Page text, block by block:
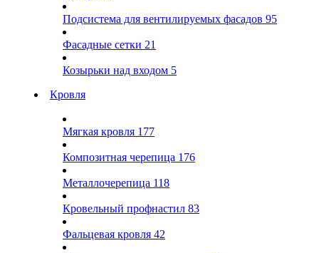
Подсистема для вентилируемых фасадов 95
Фасадные сетки 21
Козырьки над входом 5
Кровля
Мягкая кровля 177
Композитная черепица 176
Металлочерепица 118
Кровельный профнастил 83
Фальцевая кровля 42